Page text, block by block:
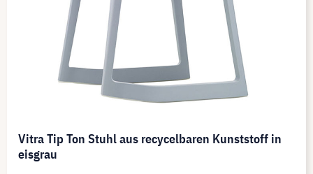
Vitra Tip Ton Stuhl aus recycelbaren Kunststoff in
eisgrau